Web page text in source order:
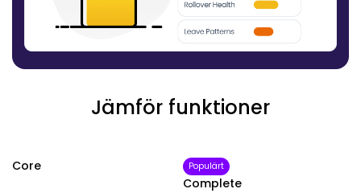
Jämför funktioner
Core
Complete
Populärt